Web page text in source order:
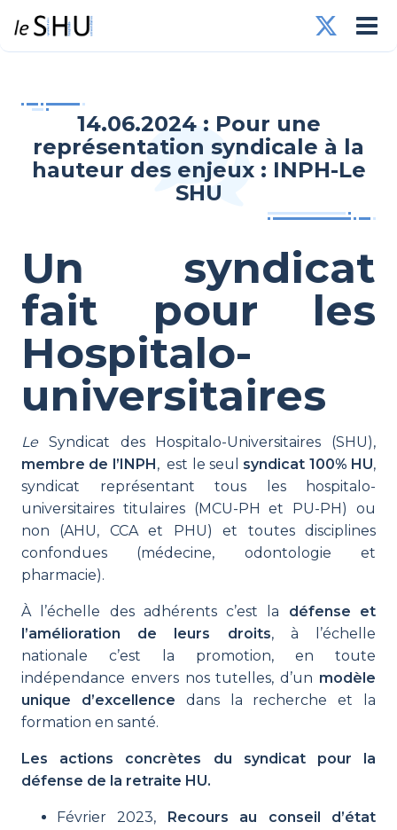
14.06.2024 : Pour une
représentation syndicale à la
hauteur des enjeux : INPH-Le
SHU
Un syndicat
fait pour les
Hospitalo-
universitaires
LeSyndicat des Hospitalo-Universitaires (SHU),
membre de l’INPH, est le seul syndicat 100% HU,
syndicat représentant tous les hospitalo-
universitaires titulaires (MCU-PH et PU-PH) ou
non (AHU, CCA et PHU) et toutes disciplines
confondues (médecine, odontologie et
pharmacie).
À l’échelle des adhérents c’est la défense et
l’amélioration de leurs droits, à l’échelle
nationale c’est la promotion, en toute
indépendance envers nos tutelles, d’un modèle
unique d’excellence dans la recherche et la
formation en santé.
Les actions concrètes du syndicat pour la
défense de la retraite HU.
Février 2023, Recours au conseil d’état